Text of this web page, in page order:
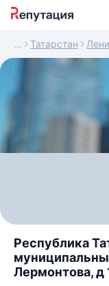
Татарстан
Республика
Лермонтова, д